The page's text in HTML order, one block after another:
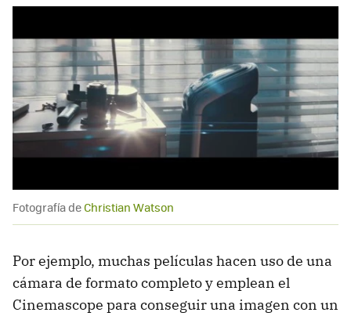
Fotografía deChristian Watson
Por ejemplo, muchas películas hacen uso de una
cámara de formato completo y emplean el
Cinemascope para conseguir una imagen con un